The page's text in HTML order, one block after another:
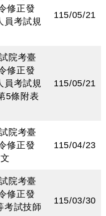
修正發
員考試規
115/05/21
院考臺
修正發
員考試規
5條附表
115/05/21
院考臺
修正發
115/04/23
院考臺
修正發
考試技師
115/03/30